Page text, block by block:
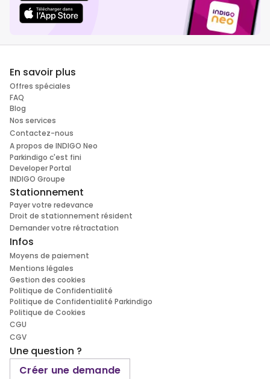
En savoir plus
Offres spéciales
FAQ
Blog
Nos services
Contactez-nous
A propos de INDIGO Neo
Parkindigo c'est fini
Developer Portal
INDIGO Groupe
Stationnement
Payer votre redevance
Droit de stationnement résident
Demander votre rétractation
Infos
Moyens de paiement
Mentions légales
Gestion des cookies
Politique de Confidentialité
Politique de Confidentialité Parkindigo
Politique de Cookies
CGU
CGV
Une question ?
Créer une demande